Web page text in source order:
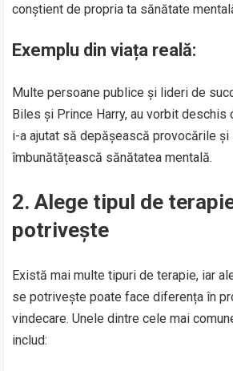
conștient de propria ta sănătate
Exemplu din viața reală:
Multe persoane publice și lideri de
Biles și Prince Harry, au vorbit deschis
i-a ajutat să depășească provocările
îmbunătățească sănătatea mentală.
2. Alege tipul de
potrivește
Există mai multe tipuri de terapie, iar
se potrivește poate face diferența în
vindecare. Unele dintre cele mai
includ: